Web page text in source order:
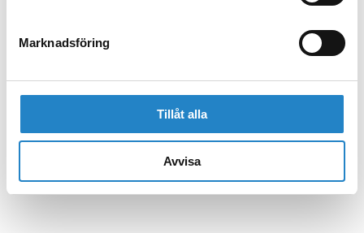
Marknadsföring
Tillåt alla
Avvisa